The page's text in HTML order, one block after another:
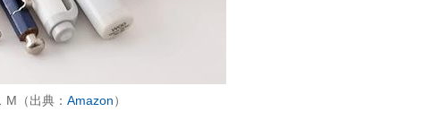
（出典： Amazon）